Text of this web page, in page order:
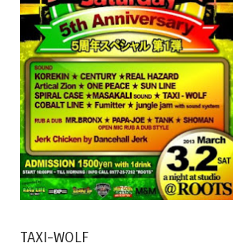
TAXI-WOLF